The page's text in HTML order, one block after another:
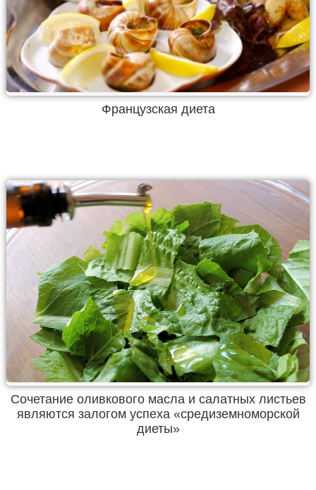
Французская диета
Сочетание оливкового масла и салатных листьев
являются залогом успеха «средиземноморской
диеты»